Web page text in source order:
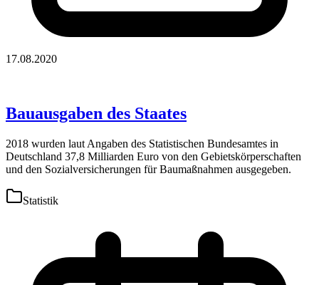
17.08.2020
Bauausgaben des Staates
2018 wurden laut Angaben des Statistischen Bundesamtes in
Deutschland 37,8 Milliarden Euro von den Gebietskörperschaften
und den Sozialversicherungen für Baumaßnahmen ausgegeben.
Statistik